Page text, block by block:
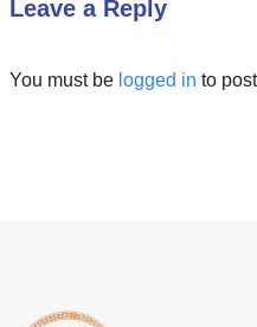
Leave a Reply
You must be logged in to